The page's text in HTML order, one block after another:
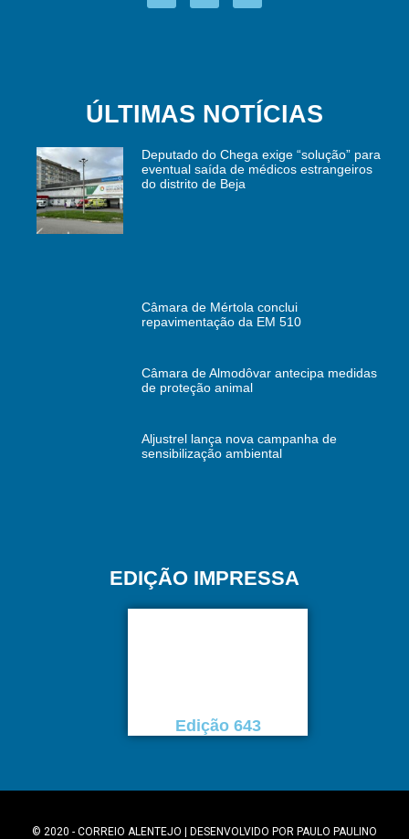
ÚLTIMAS NOTÍCIAS
Deputado do Chega exige “solução” para
eventual saída de médicos estrangeiros
do distrito de Beja
Câmara de Mértola conclui
repavimentação da EM 510
Câmara de Almodôvar antecipa medidas
de proteção animal
Aljustrel lança nova campanha de
sensibilização ambiental
EDIÇÃO IMPRESSA
Edição 643
© 2020 - CORREIO ALENTEJO | DESENVOLVIDO POR PAULO PAULINO